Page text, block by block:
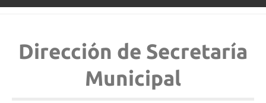
Dirección de Secretaría
Municipal